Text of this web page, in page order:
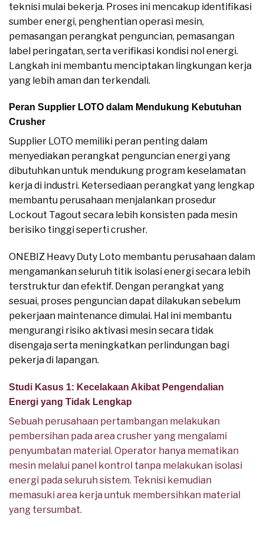
teknisi mulai bekerja. Proses ini mencakup identifikasi
sumber energi, penghentian operasi mesin,
pemasangan perangkat penguncian, pemasangan
label peringatan, serta verifikasi kondisi nol energi.
Langkah ini membantu menciptakan lingkungan kerja
yang lebih aman dan terkendali.
Peran Supplier LOTO dalam Mendukung Kebutuhan
Crusher
Supplier LOTO memiliki peran penting dalam
menyediakan perangkat penguncian energi yang
dibutuhkan untuk mendukung program keselamatan
kerja di industri. Ketersediaan perangkat yang lengkap
membantu perusahaan menjalankan prosedur
Lockout Tagout secara lebih konsisten pada mesin
berisiko tinggi seperti crusher.
ONEBIZ Heavy Duty Loto membantu perusahaan dalam
mengamankan seluruh titik isolasi energi secara lebih
terstruktur dan efektif. Dengan perangkat yang
sesuai, proses penguncian dapat dilakukan sebelum
pekerjaan maintenance dimulai. Hal ini membantu
mengurangi risiko aktivasi mesin secara tidak
disengaja serta meningkatkan perlindungan bagi
pekerja di lapangan.
Studi Kasus 1: Kecelakaan Akibat Pengendalian
Energi yang Tidak Lengkap
Sebuah perusahaan pertambangan melakukan
pembersihan pada area crusher yang mengalami
penyumbatan material. Operator hanya mematikan
mesin melalui panel kontrol tanpa melakukan isolasi
energi pada seluruh sistem. Teknisi kemudian
memasuki area kerja untuk membersihkan material
yang tersumbat.